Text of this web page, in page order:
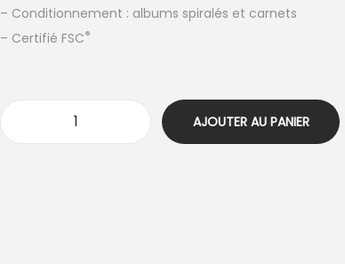
– Conditionnement : albums spiralés et carnets
– Certifié FSC®
AJOUTER AU PANIER